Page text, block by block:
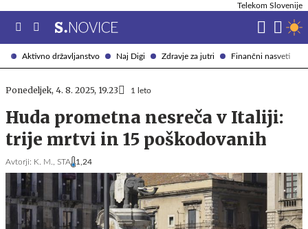
Aktivno državljanstvo Naj Digi Zdravje za jutri Finančni nasveti
Telekom Slovenije
Ponedeljek, 4. 8. 2025, 19.23 1 leto
Huda prometna nesreča v Italiji:
trije mrtvi in 15 poškodovanih
Avtorji: K. M., STA 1,24